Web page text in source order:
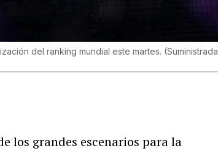
del ranking mundial este martes. (Suministrada
los grandes escenarios para la